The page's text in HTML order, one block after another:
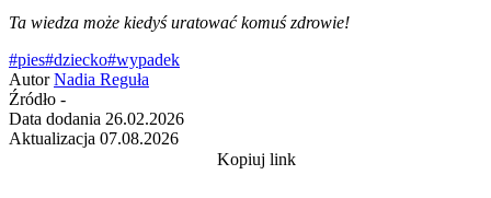
Ta wiedza może kiedyś uratować komuś zdrowie!
#pies#dziecko#wypadek
Autor Nadia Reguła
Źródło -
Data dodania 26.02.2026
Aktualizacja 07.08.2026
Kopiuj link